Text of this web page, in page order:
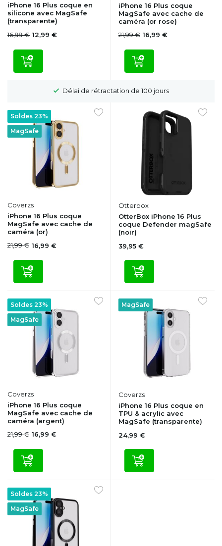
iPhone 16 Plus coque en
silicone avec MagSafe
(transparente)
16,99 € 12,99 €
iPhone 16 Plus coque
MagSafe avec cache de
caméra (or rose)
21,99 € 16,99 €
Délai de rétractation de 100 jours
MagSafe
Soldes 23%
Coverzs
iPhone 16 Plus coque
MagSafe avec cache de
caméra (or)
21,99 € 16,99 €
Otterbox
OtterBox iPhone 16 Plus
coque Defender magSafe
(noir)
39,95 €
MagSafe
Soldes 23%
Coverzs
iPhone 16 Plus coque
MagSafe avec cache de
caméra (argent)
21,99 € 16,99 €
MagSafe
Coverzs
iPhone 16 Plus coque en
TPU & acrylic avec
MagSafe (transparente)
24,99 €
MagSafe
Soldes 23%